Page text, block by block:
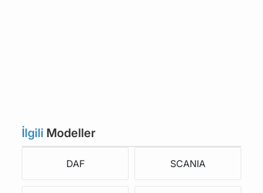
İlgili Modeller
DAF SCANIA